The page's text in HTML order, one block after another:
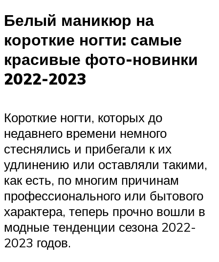
Белый маникюр на
короткие ногти: самые
красивые фото-новинки
2022-2023
Короткие ногти, которых до
недавнего времени немного
стеснялись и прибегали к их
удлинению или оставляли такими,
как есть, по многим причинам
профессионального или бытового
характера, теперь прочно вошли в
модные тенденции сезона 2022-
2023 годов.